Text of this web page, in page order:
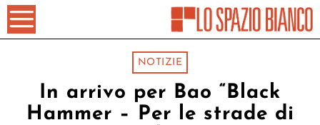
NOTIZIE
In arrivo per Bao “Black
Hammer – Per le strade di